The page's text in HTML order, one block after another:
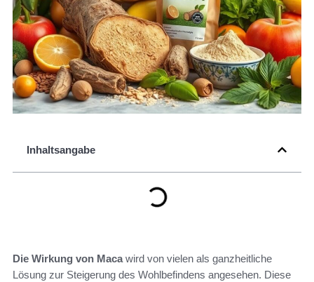
Inhaltsangabe
Die Wirkung von Macawird von vielen als ganzheitliche
Lösung zur Steigerung des Wohlbefindens angesehen. Diese